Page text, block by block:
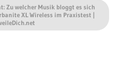
Zu welcher Musik bloggt es sich
XL Wireless im Praxistest |